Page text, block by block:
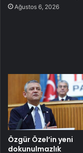
Ağustos 6, 2026
Özgür Özel’in yeni
dokunulmazlık